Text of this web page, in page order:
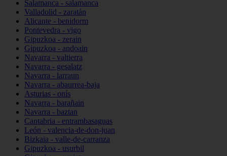
Salamanca - salamanca
Valladolid - zaratán
Alicante - benidorm
Pontevedra - vigo
Gipuzkoa - zerain
Gipuzkoa - andoain
Navarra - valtierra
Navarra - gesalatz
Navarra - larraun
Navarra - abaurrea-baja
Asturias - onís
Navarra - barañain
Navarra - baztan
Cantabria - entrambasaguas
León - valencia-de-don-juan
Bizkaia - valle-de-carranza
Gipuzkoa - usurbil